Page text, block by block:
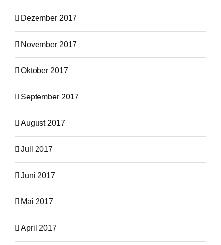
Dezember 2017
November 2017
Oktober 2017
September 2017
August 2017
Juli 2017
Juni 2017
Mai 2017
April 2017